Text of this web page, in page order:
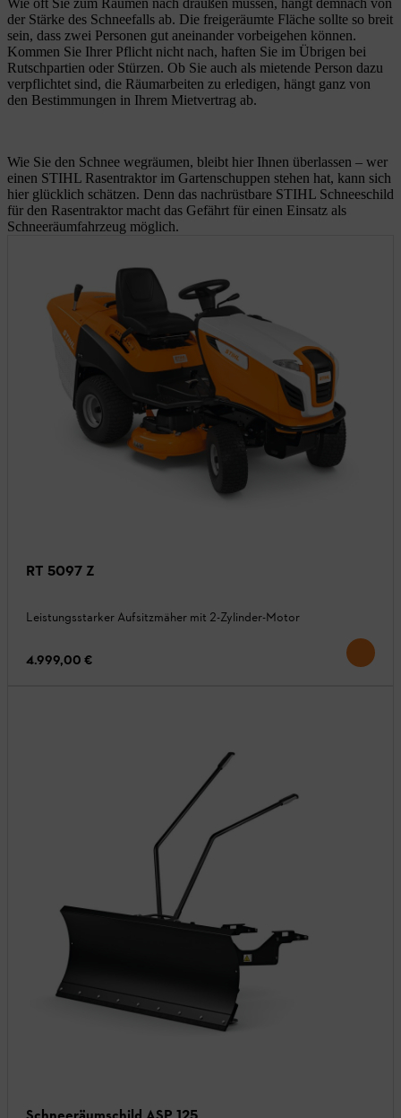
Wie oft Sie zum Räumen nach draußen müssen, hängt demnach von
der Stärke des Schneefalls ab. Die freigeräumte Fläche sollte so breit
sein, dass zwei Personen gut aneinander vorbeigehen können.
Kommen Sie Ihrer Pflicht nicht nach, haften Sie im Übrigen bei
Rutschpartien oder Stürzen. Ob Sie auch als mietende Person dazu
verpflichtet sind, die Räumarbeiten zu erledigen, hängt ganz von
den Bestimmungen in Ihrem Mietvertrag ab.
Wie Sie den Schnee wegräumen, bleibt hier Ihnen überlassen – wer
einen STIHL Rasentraktor im Gartenschuppen stehen hat, kann sich
hier glücklich schätzen. Denn das nachrüstbare STIHL Schneeschild
für den Rasentraktor macht das Gefährt für einen Einsatz als
Schneeräumfahrzeug möglich.
RT 5097 Z
Leistungsstarker Aufsitzmäher mit 2-Zylinder-Motor
4.999,00 €